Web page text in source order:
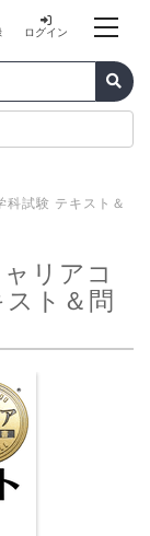
ログイン
科試験 テキスト＆
リアコ
ト＆問